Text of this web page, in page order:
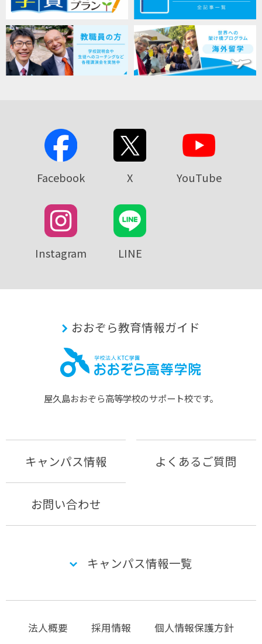
Facebook X YouTube
Instagram LINE
おおぞら教育情報ガイド
屋久島おおぞら⾼等学校のサポート校です。
キャンパス情報 よくあるご質問
お問い合わせ
キャンパス情報一覧
法人概要 採用情報
個人情報保護方針